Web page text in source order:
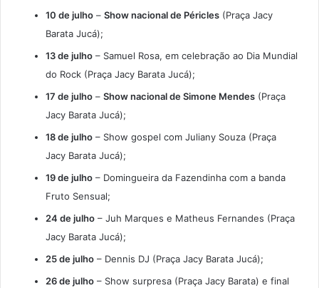
10 de julho – Show nacional de Péricles (Praça Jacy
Barata Jucá);
13 de julho – Samuel Rosa, em celebração ao Dia Mundial
do Rock (Praça Jacy Barata Jucá);
17 de julho – Show nacional de Simone Mendes (Praça
Jacy Barata Jucá);
18 de julho – Show gospel com Juliany Souza (Praça
Jacy Barata Jucá);
19 de julho – Domingueira da Fazendinha com a banda
Fruto Sensual;
24 de julho – Juh Marques e Matheus Fernandes (Praça
Jacy Barata Jucá);
25 de julho – Dennis DJ (Praça Jacy Barata Jucá);
26 de julho – Show surpresa (Praça Jacy Barata) e final